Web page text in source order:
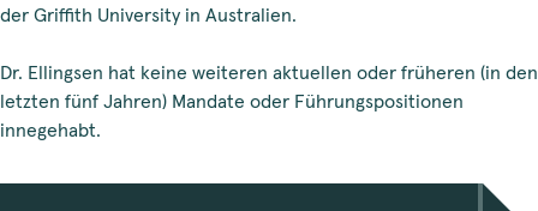
der Griffith University in Australien.
Dr. Ellingsen hat keine weiteren aktuellen oder früheren (in den
letzten fünf Jahren) Mandate oder Führungspositionen
innegehabt.